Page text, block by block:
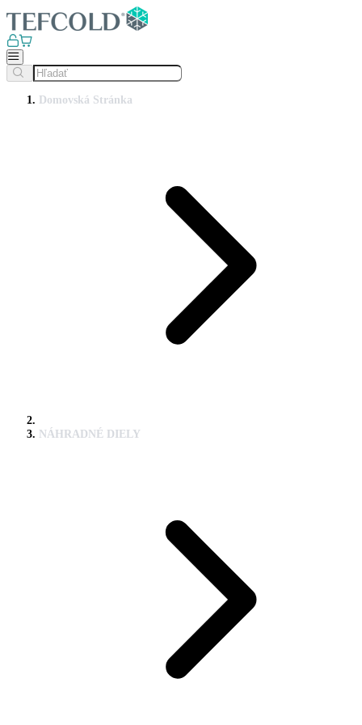
Domovská Stránka
NÁHRADNÉ DIELY